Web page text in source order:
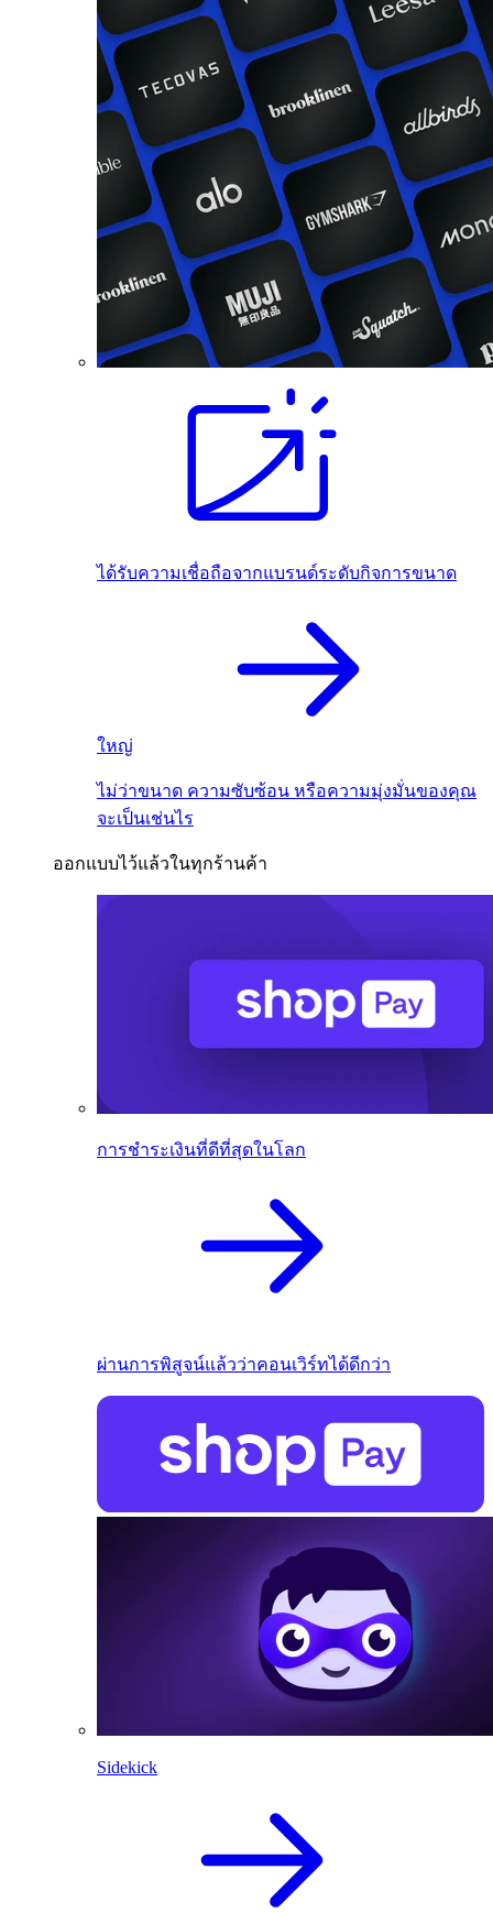
ได้รับความเชื่อถือจากแบรนด์ระดับกิจการขนาด
ใหญ่
ไม่ว่าขนาด ความซับซ้อน หรือความมุ่งมั่นของคุณ
จะเป็นเช่นไร
ออกแบบไว้แล้วในทุกร้านค้า
การชำระเงินที่ดีที่สุดในโลก
ผ่านการพิสูจน์แล้วว่าคอนเวิร์ทได้ดีกว่า
Sidekick